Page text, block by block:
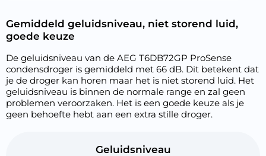
Gemiddeld geluidsniveau, niet storend luid,
goede keuze
De geluidsniveau van de AEG T6DB72GP ProSense
condensdroger is gemiddeld met 66 dB. Dit betekent dat
je de droger kan horen maar het is niet storend luid. Het
geluidsniveau is binnen de normale range en zal geen
problemen veroorzaken. Het is een goede keuze als je
geen behoefte hebt aan een extra stille droger.
Geluidsniveau